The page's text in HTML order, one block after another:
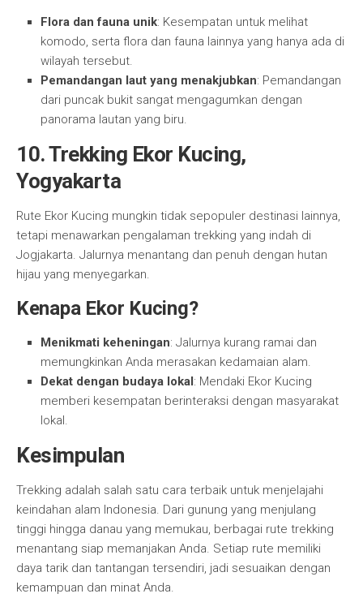
Flora dan fauna unik: Kesempatan untuk melihat
komodo, serta flora dan fauna lainnya yang hanya ada di
wilayah tersebut.
Pemandangan laut yang menakjubkan: Pemandangan
dari puncak bukit sangat mengagumkan dengan
panorama lautan yang biru.
10. Trekking Ekor Kucing,
Yogyakarta
Rute Ekor Kucing mungkin tidak sepopuler destinasi lainnya,
tetapi menawarkan pengalaman trekking yang indah di
Jogjakarta. Jalurnya menantang dan penuh dengan hutan
hijau yang menyegarkan.
Kenapa Ekor Kucing?
Menikmati keheningan: Jalurnya kurang ramai dan
memungkinkan Anda merasakan kedamaian alam.
Dekat dengan budaya lokal: Mendaki Ekor Kucing
memberi kesempatan berinteraksi dengan masyarakat
lokal.
Kesimpulan
Trekking adalah salah satu cara terbaik untuk menjelajahi
keindahan alam Indonesia. Dari gunung yang menjulang
tinggi hingga danau yang memukau, berbagai rute trekking
menantang siap memanjakan Anda. Setiap rute memiliki
daya tarik dan tantangan tersendiri, jadi sesuaikan dengan
kemampuan dan minat Anda.